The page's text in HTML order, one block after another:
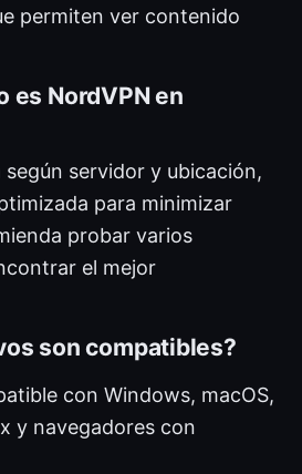
permiten ver contenido
es NordVPN en
según servidor y ubicación,
para minimizar
probar varios
el mejor
son compatibles?
con Windows, macOS,
y navegadores con